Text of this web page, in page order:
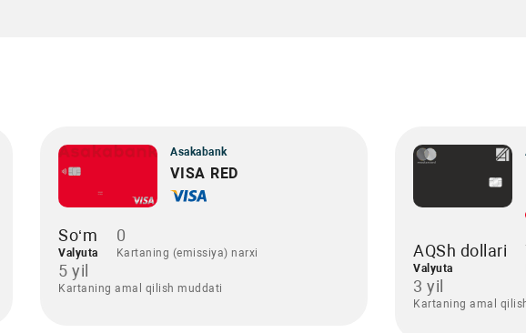
Asakabank
VISA RED
So‘m
Valyuta
0
Kartaning (emissiya) narxi
5 yil
Kartaning amal qilish muddati
AQSh dollari
Valyuta
3 yil
Kartaning amal